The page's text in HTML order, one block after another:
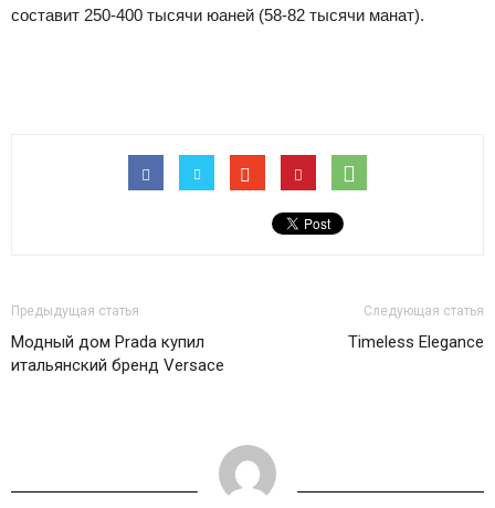
составит 250-400 тысячи юаней (58-82 тысячи манат).
Предыдущая статья
Модный дом Prada купил
итальянский бренд Versace
Следующая статья
Timeless Elegance